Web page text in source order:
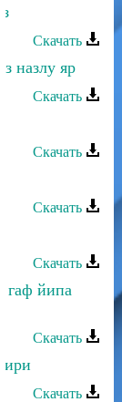
Скачать
назлу яр
Скачать
Скачать
Скачать
Скачать
гаф йипа
Скачать
Скачать